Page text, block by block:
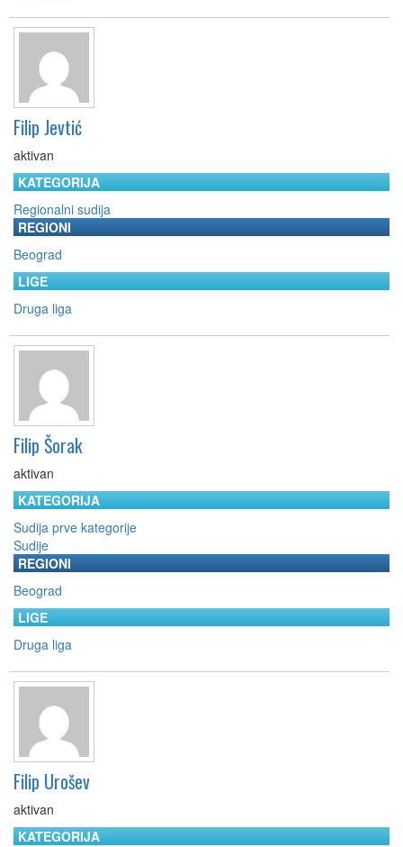
Filip Jevtić
aktivan
KATEGORIJA
Regionalni sudija
REGIONI
Beograd
LIGE
Druga liga
Filip Šorak
aktivan
KATEGORIJA
Sudija prve kategorije
Sudije
REGIONI
Beograd
LIGE
Druga liga
Filip Urošev
aktivan
KATEGORIJA